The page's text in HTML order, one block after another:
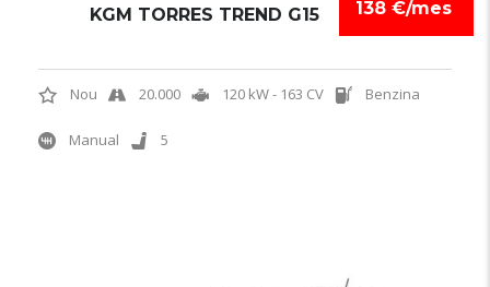
138 €/mes
KGM TORRES TREND G15
Nou 20.000 120 kW - 163 CV Benzina
Manual 5